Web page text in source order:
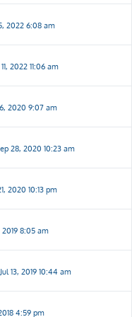
2022 6:08 am
2022 11:06 am
2020 9:07 am
28, 2020 10:23 am
2020 10:13 pm
2019 8:05 am
13, 2019 10:44 am
4:59 pm